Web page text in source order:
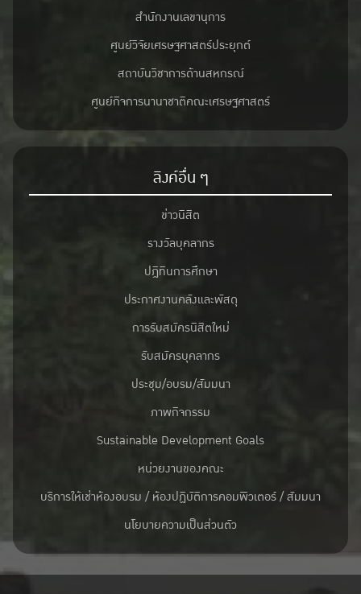
สำนักงานเลขานุการ
ศูนย์วิจัยเศรษฐศาสตร์ประยุกต์
สถาบันวิชาการด้านสหกรณ์
ศูนย์กิจการนานาชาติคณะเศรษฐศาสตร์
ลิงค์อื่น ๆ
ข่าวนิสิต
รางวัลบุคลากร
ปฎิทินการศึกษา
ประกาศงานคลังและพัสดุ
การรับสมัครนิสิตใหม่
รับสมัครบุคลากร
ประชุม/อบรม/สัมมนา
ภาพกิจกรรม
Sustainable Development Goals
หน่วยงานของคณะ
บริการให้เช่าห้องอบรม / ห้องปฏิบัติการคอมพิวเตอร์ / สัมมนา
นโยบายความเป็นส่วนตัว